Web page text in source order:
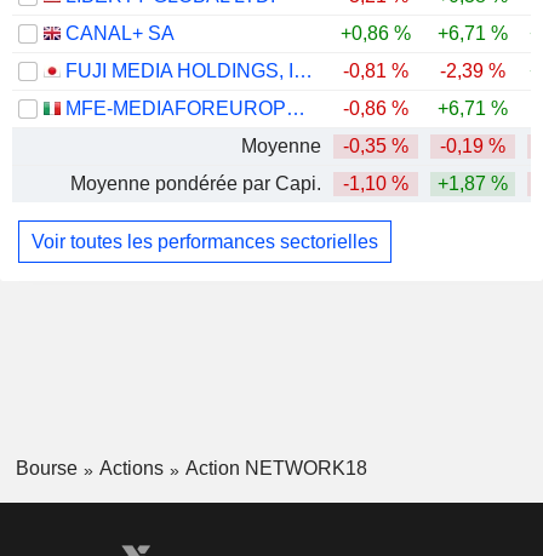
CANAL+ SA
+0,86 % +6,71 %
FUJI MEDIA HOLDINGS, INC.
-0,81 % -2,39 %
MFE-MEDIAFOREUROPE N.V.
-0,86 % +6,71 %
Moyenne
-0,35 % -0,19 %
Moyenne pondérée par Capi.
-1,10 % +1,87 %
Voir toutes les performances sectorielles
Bourse Actions Action NETWORK18